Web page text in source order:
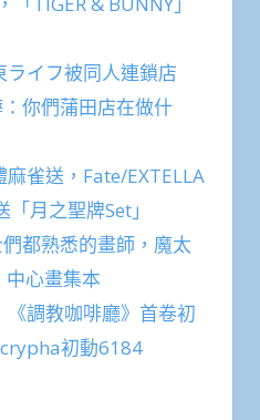
ライフ被同人連鎖店
你們蒲田店在做什
雀送，Fate/EXTELLA
月之聖牌Set」
們都熟悉的畫師，魔太
心畫集本
調教咖啡廳》首卷初
初動6184